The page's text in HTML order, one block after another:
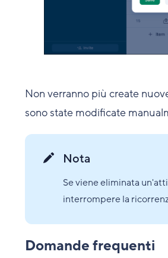
Non verranno più create
sono state modificate
Nota
Se viene eliminata
interrompere la
Domande frequenti